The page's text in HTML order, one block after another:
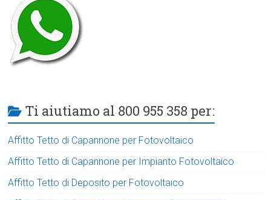
Ti aiutiamo al 800 955 358 per:
Affitto Tetto di Capannone per Fotovoltaico
Affitto Tetto di Capannone per Impianto Fotovoltaico
Affitto Tetto di Deposito per Fotovoltaico